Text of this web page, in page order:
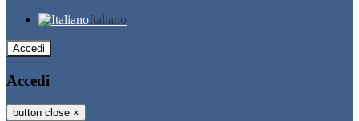
Italiano
Accedi
Accedi
button close ×